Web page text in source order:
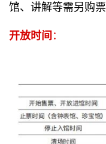
馆、讲解等需另购票
开放时间 ：